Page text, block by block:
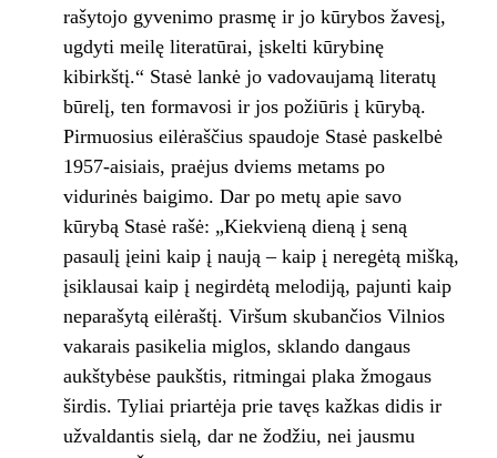
rašytojo gyvenimo prasmę ir jo kūrybos žavesį,
ugdyti meilę literatūrai, įskelti kūrybinę
kibirkštį.“ Stasė lankė jo vadovaujamą literatų
būrelį, ten formavosi ir jos požiūris į kūrybą.
Pirmuosius eilėraščius spaudoje Stasė paskelbė
1957-aisiais, praėjus dviems metams po
vidurinės baigimo. Dar po metų apie savo
kūrybą Stasė rašė: „Kiekvieną dieną į seną
pasaulį įeini kaip į naują – kaip į neregėtą mišką,
įsiklausai kaip į negirdėtą melodiją, pajunti kaip
neparašytą eilėraštį. Viršum skubančios Vilnios
vakarais pasikelia miglos, sklando dangaus
aukštybėse paukštis, ritmingai plaka žmogaus
širdis. Tyliai priartėja prie tavęs kažkas didis ir
užvaldantis sielą, dar ne žodžiu, nei jausmu